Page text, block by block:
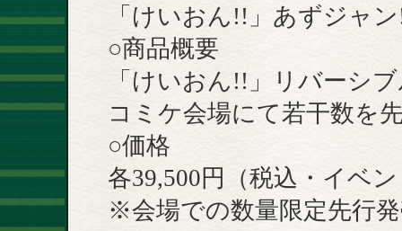
「けいおん!!」あずジャ
○商品概要
「けいおん!!」リバーシ
コミケ会場にて若干数を
○価格
各39,500円（税込・イベ
※会場での数量限定先行